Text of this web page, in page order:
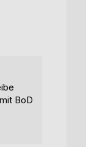
BoD